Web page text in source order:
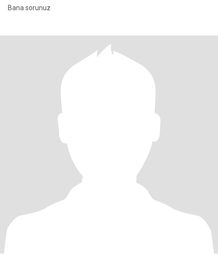
Bana sorunuz